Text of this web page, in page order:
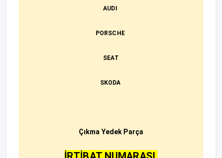
AUDI
PORSCHE
SEAT
SKODA
Çıkma Yedek Parça